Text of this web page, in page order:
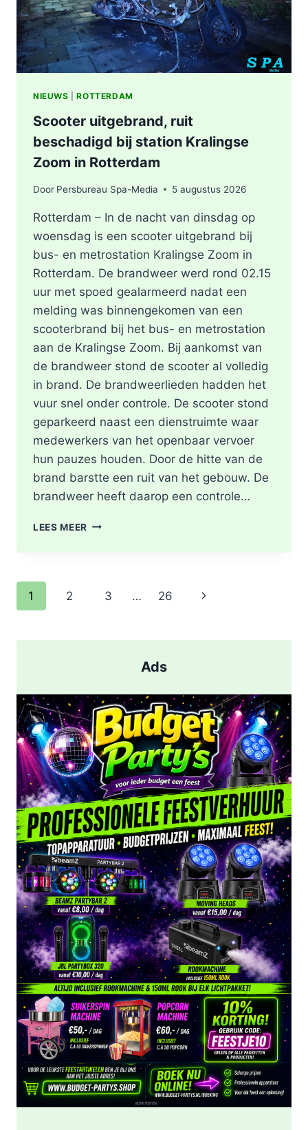
ROTTERDAM
NIEUWS |ROTTERDAM
Scooter uitgebrand, ruit
beschadigd bij station Kralingse
Zoom in Rotterdam
Door Persbureau Spa-Media 5 augustus 2026
Rotterdam – In de nacht van dinsdag op
woensdag is een scooter uitgebrand bij
bus- en metrostation Kralingse Zoom in
Rotterdam. De brandweer werd rond 02.15
uur met spoed gealarmeerd nadat een
melding was binnengekomen van een
scooterbrand bij het bus- en metrostation
aan de Kralingse Zoom. Bij aankomst van
de brandweer stond de scooter al volledig
in brand. De brandweerlieden hadden het
vuur snel onder controle. De scooter stond
geparkeerd naast een dienstruimte waar
medewerkers van het openbaar vervoer
hun pauzes houden. Door de hitte van de
brand barstte een ruit van het gebouw. De
brandweer heeft daarop een controle…
LEES MEER SCOOTER
STATION
IN
Paginanavigatie
1 2 3 … 26
Volgende
Ads